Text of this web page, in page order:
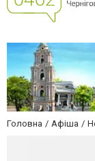
Головна Афіша